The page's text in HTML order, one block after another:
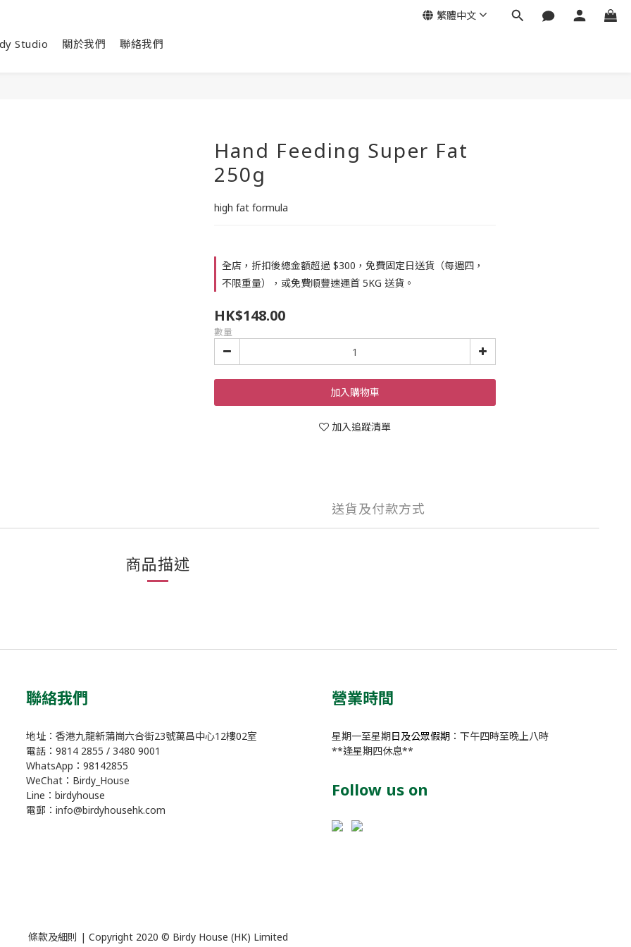
Studio 關於我們 聯絡我們
繁體中文
Hand Feeding Super Fat
250g
high fat formula
全店，折扣後總金額超過 $300，免費固定日送貨（每週四，
不限重量），或免費順豐速運首 5KG 送貨。
HK$148.00
數量
加入購物車
加入追蹤清單
送貨及付款方式
商品描述
聯絡我們
地址：香港九龍新蒲崗六合街23號萬昌中心12樓02室
電話：9814 2855 / 3480 9001
WhatsApp：98142855
WeChat：Birdy_House
Line：birdyhouse
電郵：info@birdyhousehk.com
營業時間
星期一至星期日及公眾假期 ：下午四時至晚上八時
**逢星期四休息**
Follow us on
條款及細則 | Copyright 2020 © Birdy House (HK) Limited